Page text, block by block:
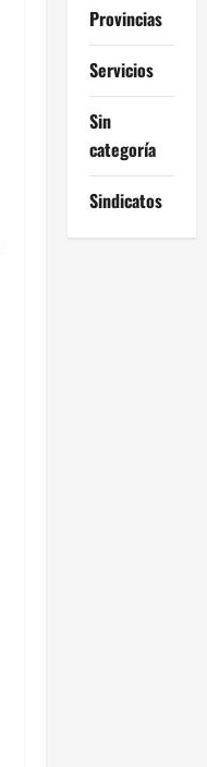
Provincias
Servicios
Sin
categoría
Sindicatos